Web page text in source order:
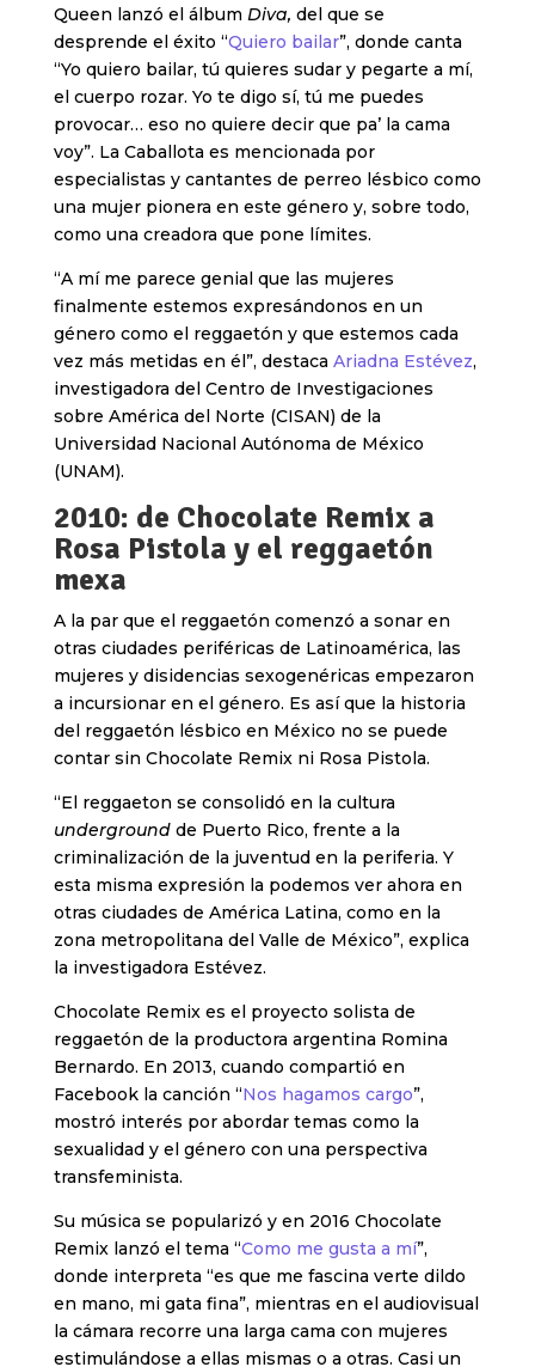
Queen lanzó el álbum Diva, del que se
desprende el éxito “Quiero bailar”, donde canta
“Yo quiero bailar, tú quieres sudar y pegarte a mí,
el cuerpo rozar. Yo te digo sí, tú me puedes
provocar… eso no quiere decir que pa’ la cama
voy”. La Caballota es mencionada por
especialistas y cantantes de perreo lésbico como
una mujer pionera en este género y, sobre todo,
como una creadora que pone límites.
“A mí me parece genial que las mujeres
finalmente estemos expresándonos en un
género como el reggaetón y que estemos cada
vez más metidas en él”, destaca Ariadna Estévez,
investigadora del Centro de Investigaciones
sobre América del Norte (CISAN) de la
Universidad Nacional Autónoma de México
(UNAM).
2010: de Chocolate Remix a
Rosa Pistola y el reggaetón
mexa
A la par que el reggaetón comenzó a sonar en
otras ciudades periféricas de Latinoamérica, las
mujeres y disidencias sexogenéricas empezaron
a incursionar en el género. Es así que la historia
del reggaetón lésbico en México no se puede
contar sin Chocolate Remix ni Rosa Pistola.
“El reggaeton se consolidó en la cultura
undergroundde Puerto Rico, frente a la
criminalización de la juventud en la periferia. Y
esta misma expresión la podemos ver ahora en
otras ciudades de América Latina, como en la
zona metropolitana del Valle de México”, explica
la investigadora Estévez.
Chocolate Remix es el proyecto solista de
reggaetón de la productora argentina Romina
Bernardo. En 2013, cuando compartió en
Facebook la canción “Nos hagamos cargo”,
mostró interés por abordar temas como la
sexualidad y el género con una perspectiva
transfeminista.
Su música se popularizó y en 2016 Chocolate
Remix lanzó el tema “Como me gusta a mí”,
donde interpreta “es que me fascina verte dildo
en mano, mi gata fina”, mientras en el audiovisual
la cámara recorre una larga cama con mujeres
estimulándose a ellas mismas o a otras. Casi un